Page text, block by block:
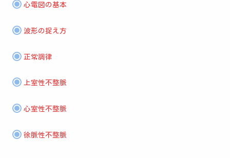
心電図の基本
波形の捉え方
正常調律
上室性不整脈
心室性不整脈
徐脈性不整脈